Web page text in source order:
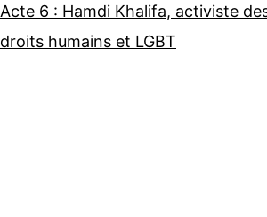
Acte 6 : Hamdi Khalifa, activiste
droits humains et LGBT